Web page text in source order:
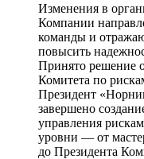
Изменения в
Компании
команды и
повысить
Принято решение
Комитета по
Президент
завершено
управления
уровни — от
до Президента